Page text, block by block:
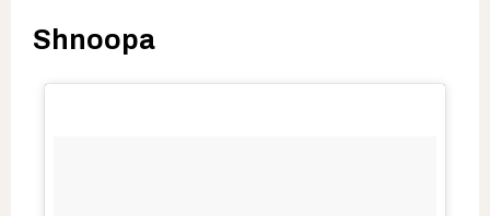
Shnoopa